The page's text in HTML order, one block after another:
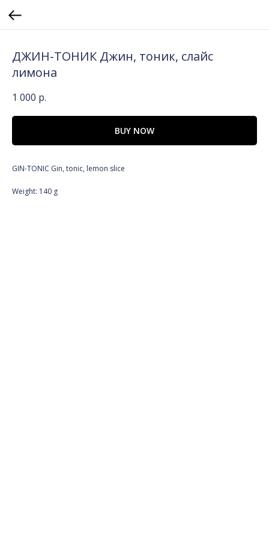
ДЖИН-ТОНИК Джин, тоник, слайс
лимона
1 000 р.
BUY NOW
GIN-TONIC Gin, tonic, lemon slice
Weight: 140 g